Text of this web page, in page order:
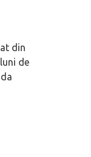
din
de